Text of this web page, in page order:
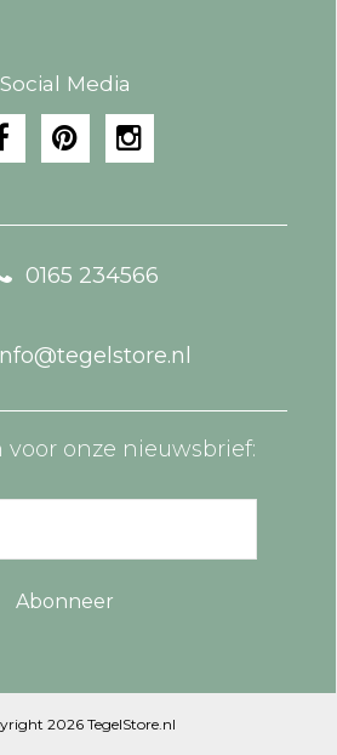
Social Media
0165 234566
voor onze nieuwsbrief:
Abonneer
2026 TegelStore.nl